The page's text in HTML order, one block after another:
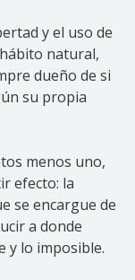
y el uso de
natural,
dueño de si
su propia
menos uno,
efecto: la
se encargue de
a donde
y lo imposible.